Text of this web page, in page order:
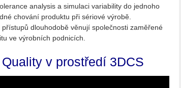
ana­ly­sis a si­mu­la­ci va­ri­a­bi­li­ty do jed­no­ho
cho­vá­ní pro­duk­tu při sé­ri­o­vé vý­ro­bě.
dlou­ho­do­bě vě­nu­jí spo­leč­nos­ti za­mě­ře­né
ve vý­rob­ních pod­ni­cích.
v pro­stře­dí 3DCS